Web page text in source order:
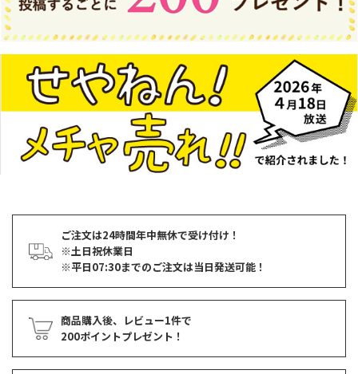
ご注文は24時間年中無休で受け付け！
※土日祝休業日
※平日07:30までのご注文は当日発送可能！
商品購入後、レビュー1件で
200ポイントプレゼント！